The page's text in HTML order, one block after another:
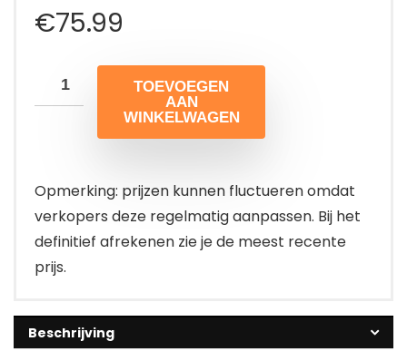
€75.99
TOEVOEGEN
AAN
WINKELWAGEN
Opmerking: prijzen kunnen fluctueren omdat
verkopers deze regelmatig aanpassen. Bij het
definitief afrekenen zie je de meest recente
prijs.
Beschrijving